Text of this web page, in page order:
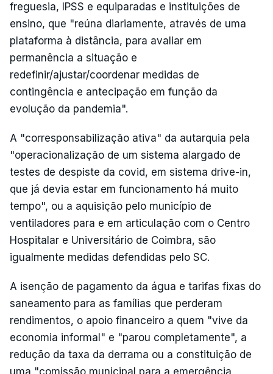
freguesia, IPSS e equiparadas e instituições de
ensino, que "reúna diariamente, através de uma
plataforma à distância, para avaliar em
permanência a situação e
redefinir/ajustar/coordenar medidas de
contingência e antecipação em função da
evolução da pandemia".
A "corresponsabilização ativa" da autarquia pela
"operacionalização de um sistema alargado de
testes de despiste da covid, em sistema drive-in,
que já devia estar em funcionamento há muito
tempo", ou a aquisição pelo município de
ventiladores para e em articulação com o Centro
Hospitalar e Universitário de Coimbra, são
igualmente medidas defendidas pelo SC.
A isenção de pagamento da água e tarifas fixas do
saneamento para as famílias que perderam
rendimentos, o apoio financeiro a quem "vive da
economia informal" e "parou completamente", a
redução da taxa da derrama ou a constituição de
uma "comissão municipal para a emergência